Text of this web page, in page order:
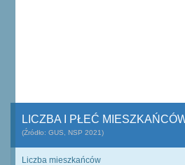
LICZBA I PŁEĆ
(Źródło: GUS, NSP 2021)
Liczba mieszkańców